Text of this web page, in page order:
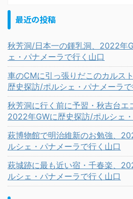
最近の投稿
秋芳洞/日本一の鍾乳洞、2022年
ェ・パナメーラで行く山口
車のCMに引っ張りだこのカルス
歴史探訪/ポルシェ・パナメーラ
秋芳洞に行く前に予習・秋吉台エ
2022年GWに歴史探訪/ポルシェ
萩博物館で明治維新のお勉強、
ルシェ・パナメーラで行く山口
萩城跡に最も近い宿・千春楽、
ルシェ・パナメーラで行く山口